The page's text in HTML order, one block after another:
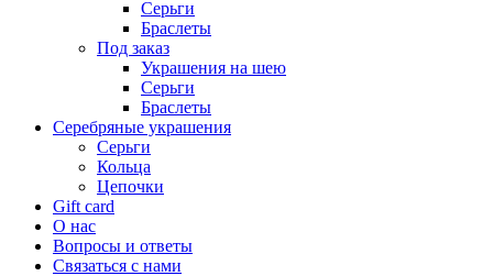
Серьги
Браслеты
Под заказ
Украшения на шею
Серьги
Браслеты
Серебряные украшения
Серьги
Кольца
Цепочки
Gift card
О нас
Вопросы и ответы
Связаться с нами